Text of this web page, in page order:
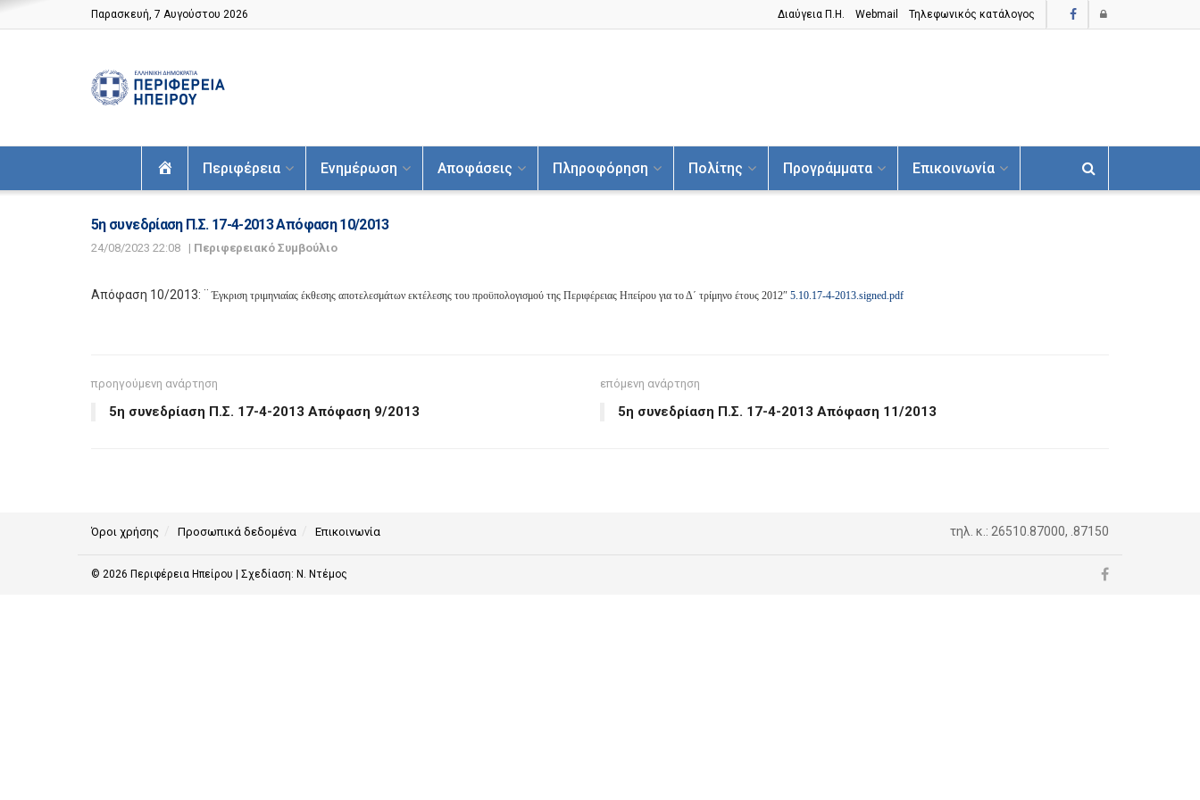
Παρασκευή, 7 Αυγούστου 2026 Διαύγεια Π.H. Webmail Τηλεφωνικός κατάλογος
ΑρχικήΠεριφέρεια Ενημέρωση Αποφάσεις Πληροφόρηση Πολίτης Προγράμματα Επικοινωνία
5η συνεδρίαση Π.Σ. 17-4-2013 Απόφαση 10/2013
24/08/2023 22:08 | Περιφερειακό Συμβούλιο
Απόφαση 10/2013: ¨Έγκριση τριμηνιαίας έκθεσης αποτελεσμάτων εκτέλεσης του προϋπολογισμού της Περιφέρειας Ηπείρου για το Δ΄ τρίμηνο έτους 2012″ 5.10.17-4-2013.signed.pdf
προηγούμενη ανάρτηση
5η συνεδρίαση Π.Σ. 17-4-2013 Απόφαση 9/2013
επόμενη ανάρτηση
5η συνεδρίαση Π.Σ. 17-4-2013 Απόφαση 11/2013
Όροι χρήσης Προσωπικά δεδομένα Επικοινωνία τηλ. κ.: 26510.87000, .87150
© 2026 Περιφέρεια Ηπείρου | Σχεδίαση: Ν. Ντέμος